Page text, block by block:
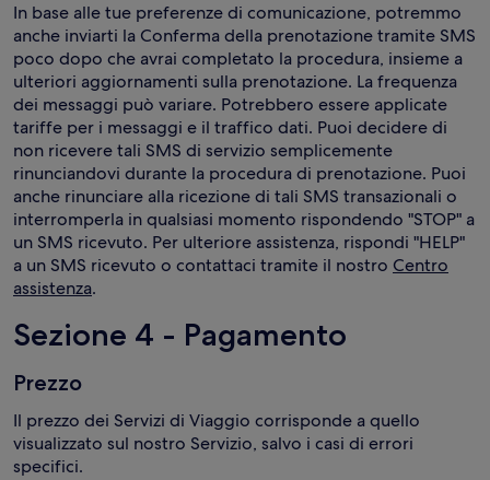
In base alle tue preferenze di comunicazione, potremmo
anche inviarti la Conferma della prenotazione tramite SMS
poco dopo che avrai completato la procedura, insieme a
ulteriori aggiornamenti sulla prenotazione. La frequenza
dei messaggi può variare. Potrebbero essere applicate
tariffe per i messaggi e il traffico dati. Puoi decidere di
non ricevere tali SMS di servizio semplicemente
rinunciandovi durante la procedura di prenotazione. Puoi
anche rinunciare alla ricezione di tali SMS transazionali o
interromperla in qualsiasi momento rispondendo "STOP" a
un SMS ricevuto. Per ulteriore assistenza, rispondi "HELP"
a un SMS ricevuto o contattaci tramite il nostro Centro
assistenza.
Sezione 4 - Pagamento
Prezzo
Il prezzo dei Servizi di Viaggio corrisponde a quello
visualizzato sul nostro Servizio, salvo i casi di errori
specifici.